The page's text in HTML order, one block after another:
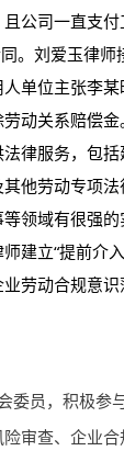
公司一直支付
。刘爱玉律师
单位主张李
动关系赔偿金
律服务，包
他劳动专项
领域有很强的
建立“提前介
劳动合规意
委员，积极参
审查、企业